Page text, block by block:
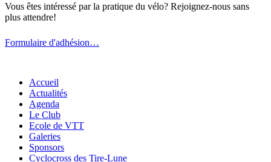
Vous êtes intéressé par la pratique du vélo? Rejoignez-nous sans
plus attendre!
Formulaire d'adhésion…
Accueil
Actualités
Agenda
Le Club
Ecole de VTT
Galeries
Sponsors
Cyclocross des Tire-Lune